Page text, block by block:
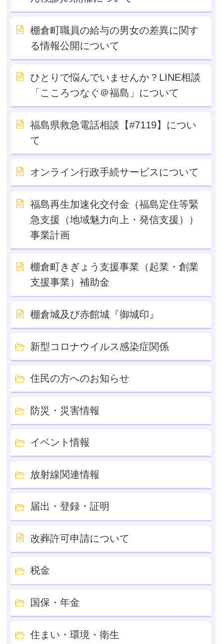
棚倉町職員の給与の男女の差異に関す
る情報公開について
ひとりで悩んでいませんか？LINE相談
「こころつなぐ＠福島」について
福島県救急電話相談【#7119】につい
て
オンライン行政手続サービスについて
福島再生加速化交付金（福島定住等緊
急支援（地域魅力向上・発信支援））
事業計画
棚倉町きぎょう支援事業（起業・創業
支援事業）補助金
棚倉城及び赤館城『御城印』
新型コロナウイルス感染症関係
住民の方へのお知らせ
防災・災害情報
イベント情報
放射線関連情報
届出・登録・証明
改葬許可申請について
税金
国保・年金
住まい・環境・衛生